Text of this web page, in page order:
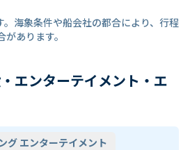
。海象条件や船会社の都合により、行程
あります。
エンターテイメント・エ
グ エンターテイメント